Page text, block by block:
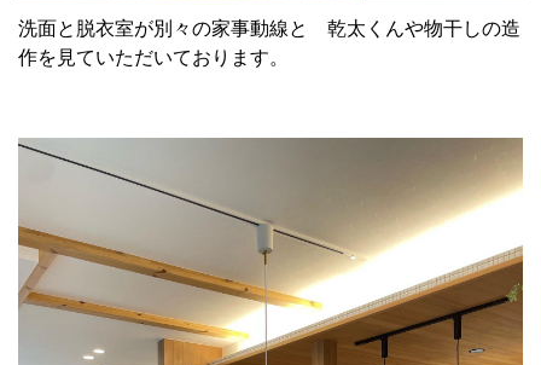
洗面と脱衣室が別々の家事動線と 乾太くんや物干しの造
作を見ていただいております。